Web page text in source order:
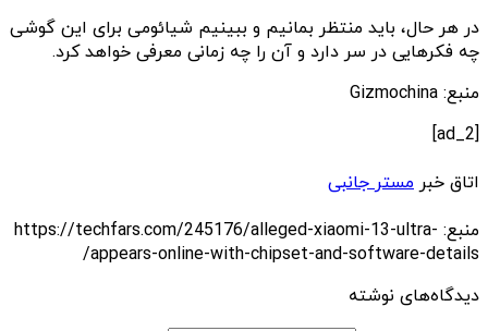
در هر حال، باید منتظر بمانیم و ببینیم شیائومی برای این گوشی
چه فکرهایی در سر دارد و آن را چه زمانی معرفی خواهد کرد.
منبع: Gizmochina
[ad_2]
اتاق خبر مستر جانبی
منبع: https://techfars.com/245176/alleged-xiaomi-13-ultra-
appears-online-with-chipset-and-software-details/
دیدگاه‌های نوشته